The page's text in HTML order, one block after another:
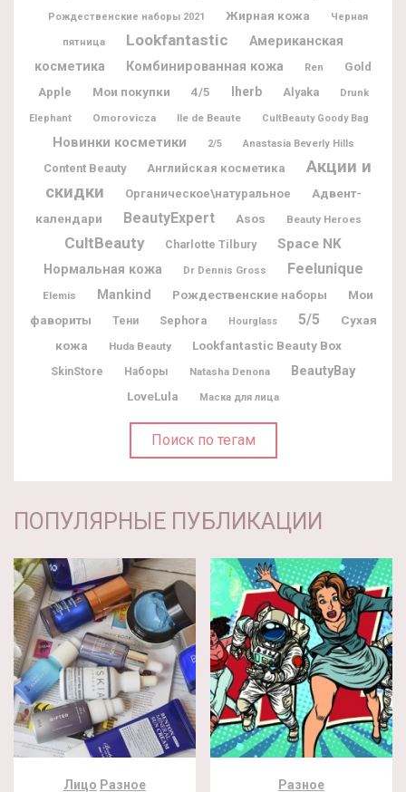
Рождественские наборы 2021 Жирная кожа Черная
пятница Lookfantastic
Американская
косметика
Комбинированная кожа Ren
Gold
Apple
Мои покупки 4/5 Iherb Alyaka Drunk
Elephant Omorovicza Ile de Beaute CultBeauty Goody Bag
Новинки косметики 2/5 Anastasia Beverly Hills
Content Beauty Английская косметика
Акции и
скидки
Органическое\натуральное
Адвент-
календари
BeautyExpert Asos Beauty Heroes
CultBeauty Charlotte Tilbury Space NK
Нормальная кожа Dr Dennis Gross Feelunique
Elemis Mankind Рождественские наборы
Мои
фавориты
Тени Sephora Hourglass 5/5
Сухая
кожа
Huda Beauty Lookfantastic Beauty Box
SkinStore Наборы Natasha Denona BeautyBay
LoveLula Маска для лица
Поиск по тегам
ПОПУЛЯРНЫЕ ПУБЛИКАЦИИ
Лицо Разное Разное